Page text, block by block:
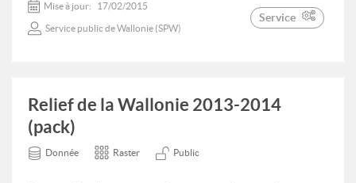
Mise à jour: 17/02/2015
Service public de Wallonie (SPW)
Service
Relief de la Wallonie 2013-2014
(pack)
Donnée Raster Public